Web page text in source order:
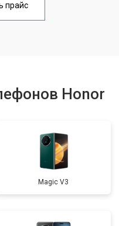
от 1750 ₽
прайс
Honor
Magic V3